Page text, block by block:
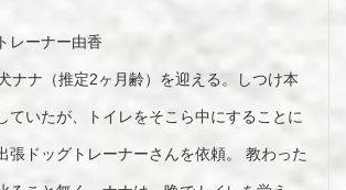
レーナー由香
ナナ（推定2ヶ月齢）を迎える。しつけ本
ていたが、トイレをそこら中にすることに
張ドッグトレーナーさんを依頼。 教わった